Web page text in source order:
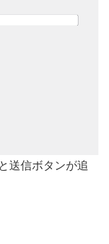
送信ボタンが追